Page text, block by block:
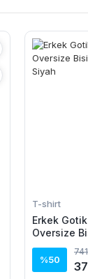
T-shirt
Erkek Gotik
Oversize
Shirt - Siyah
%50